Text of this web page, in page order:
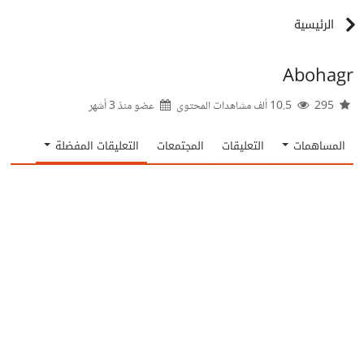
الرئيسية
Abohagr
عضو منذ3 أشهر
المساهمات التعليقات المجتمعات التعليقات المفضلة